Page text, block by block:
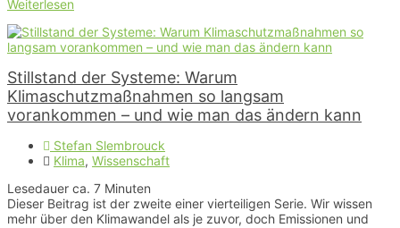
Weiterlesen
Stillstand der Systeme: Warum
Klimaschutzmaßnahmen so langsam
vorankommen – und wie man das ändern kann
Stefan Slembrouck
Klima, Wissenschaft
Lesedauer ca. 7 Minuten
Dieser Beitrag ist der zweite einer vierteiligen Serie. Wir wissen
mehr über den Klimawandel als je zuvor, doch Emissionen und